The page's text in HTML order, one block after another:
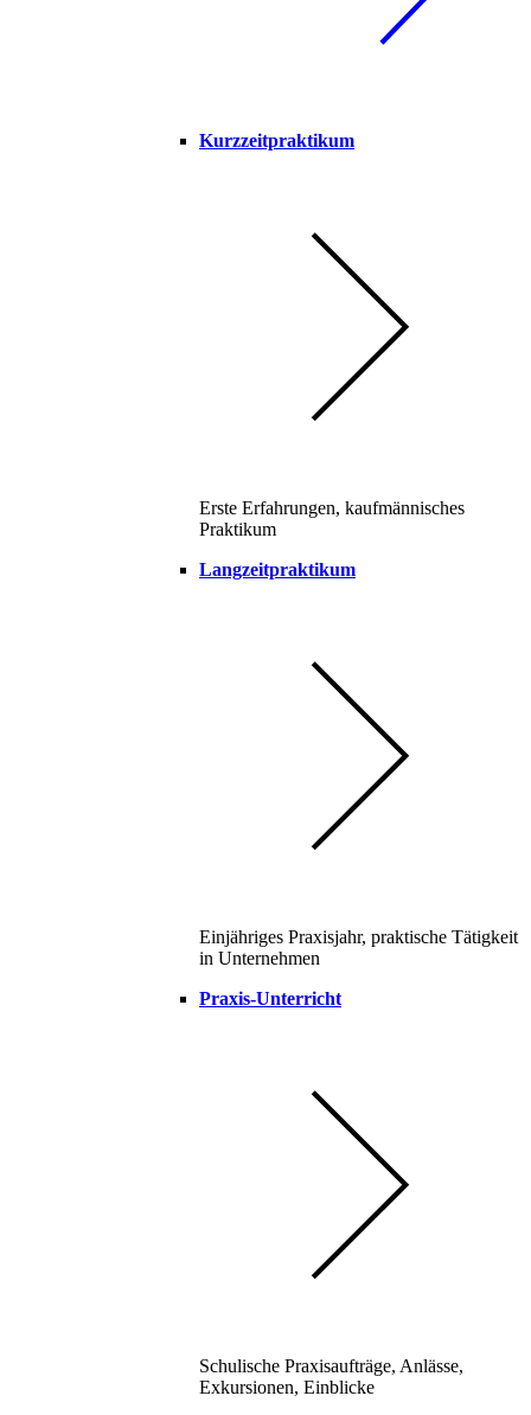
Kurzzeitpraktikum
Erste Erfahrungen, kaufmännisches
Praktikum
Langzeitpraktikum
Einjähriges Praxisjahr, praktische Tätigkeit
in Unternehmen
Praxis-Unterricht
Schulische Praxisaufträge, Anlässe,
Exkursionen, Einblicke